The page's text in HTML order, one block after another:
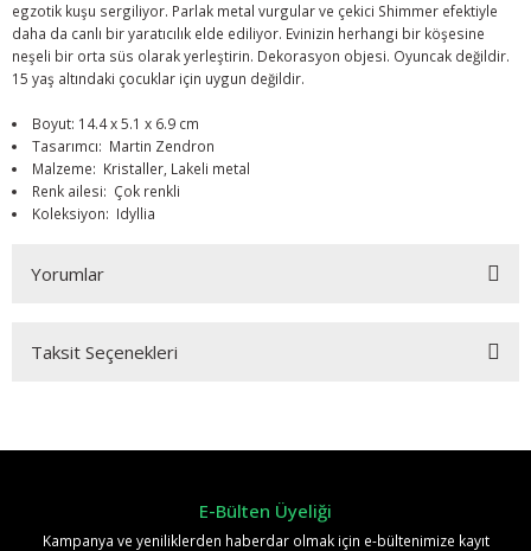
egzotik kuşu sergiliyor. Parlak metal vurgular ve çekici Shimmer efektiyle
daha da canlı bir yaratıcılık elde ediliyor. Evinizin herhangi bir köşesine
neşeli bir orta süs olarak yerleştirin. Dekorasyon objesi. Oyuncak değildir.
15 yaş altındaki çocuklar için uygun değildir.
Boyut: 14.4 x 5.1 x 6.9 cm
Tasarımcı: Martin Zendron
Malzeme: Kristaller, Lakeli metal
Renk ailesi: Çok renkli
Koleksiyon: Idyllia
Yorumlar
Taksit Seçenekleri
E-Bülten Üyeliği
Kampanya ve yeniliklerden haberdar olmak için e-bültenimize kayıt